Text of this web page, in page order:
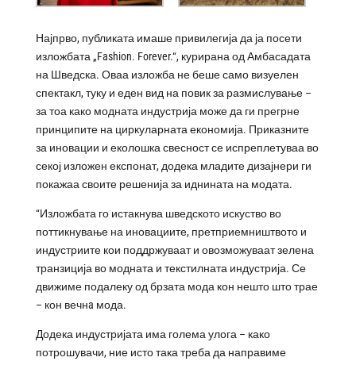
Најпрво, публиката имаше привилегија да ја посети
изложбата „Fashion. Forever.“, курирана од Амбасадата
на Шведска. Оваа изложба не беше само визуелен
спектакл, туку и еден вид на повик за размислување –
за тоа како модната индустрија може да ги прегрне
принципите на циркуларната економија. Приказните
за иновации и еколошка свесност се испреплетуваа во
секој изложен експонат, додека младите дизајнери ги
покажаа своите решенија за иднината на модата.
“Изложбата го истакнува шведското искуство во
поттикнување на иновациите, претприемништвото и
индустриите кои поддржуваат и овозможуваат зелена
транзиција во модната и текстилната индустрија. Се
движиме подалеку од брзата мода кон нешто што трае
– кон вечнa мода.
Додека индустријата има голема улога – како
потрошувачи, ние исто така треба да направиме